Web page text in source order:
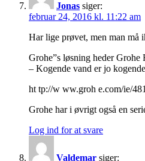
Jonas siger:
februar 24, 2016 kl. 11:22 am
Har lige prøvet, men man må
Grohe”s løsning heder Grohe
– Kogende vand er jo
ht tp://w ww.groh e.com/ie/
Grohe har i øvrigt også en
Log ind for at svare
Valdemar siger: